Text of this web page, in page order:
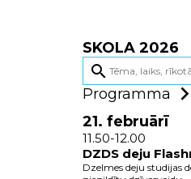
SKOLA 2026
search
Programma
21. februārī
11.50-12.00
DZDS deju
Dzelmes deju studijas